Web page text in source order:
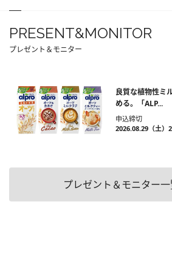
PRESENT&MONITOR
プレゼント＆モニター
良質な植物性ミ
める。「ALP...
申込締切
2026.08.29（土）
プレゼント＆モニター